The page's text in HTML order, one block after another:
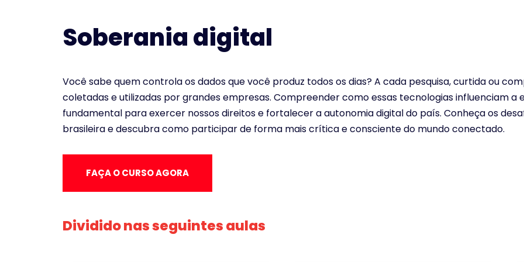
Soberania digital
Você sabe quem controla os dados que você produz todos os dias? A cada pesquisa, curtida ou
coletadas e utilizadas por grandes empresas. Compreender como essas tecnologias influenciam a
fundamental para exercer nossos direitos e fortalecer a autonomia digital do país. Conheça os
brasileira e descubra como participar de forma mais crítica e consciente do mundo conectado.
FAÇA O CURSO AGORA
Dividido nas seguintes aulas